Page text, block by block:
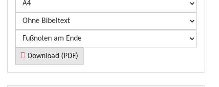
Download (PDF)